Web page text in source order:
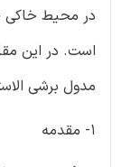
در محیط خاکی
است. در این
مدول برشی
1- مقدمه